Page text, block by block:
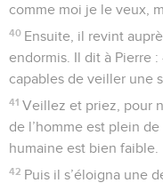
comme moi je le veux,
40 Ensuite, il revint
endormis. Il dit à Pierre
capables de veiller une
41 Veillez et priez, pour
de l’homme est plein
humaine est bien faible.
42 Puis il s’éloigna une